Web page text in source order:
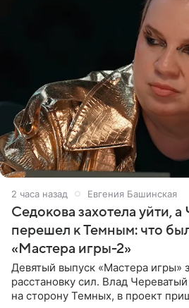
2 часа назад Евгения Башинская
Седокова захотела уйти,
перешел к Темным: что
«Мастера игры-2»
Девятый выпуск «Мастера игры»
расстановку сил. Влад
на сторону Темных, в проект